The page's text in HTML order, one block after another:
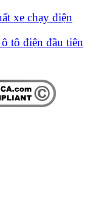
xe chạy điện
tô điện đầu tiên